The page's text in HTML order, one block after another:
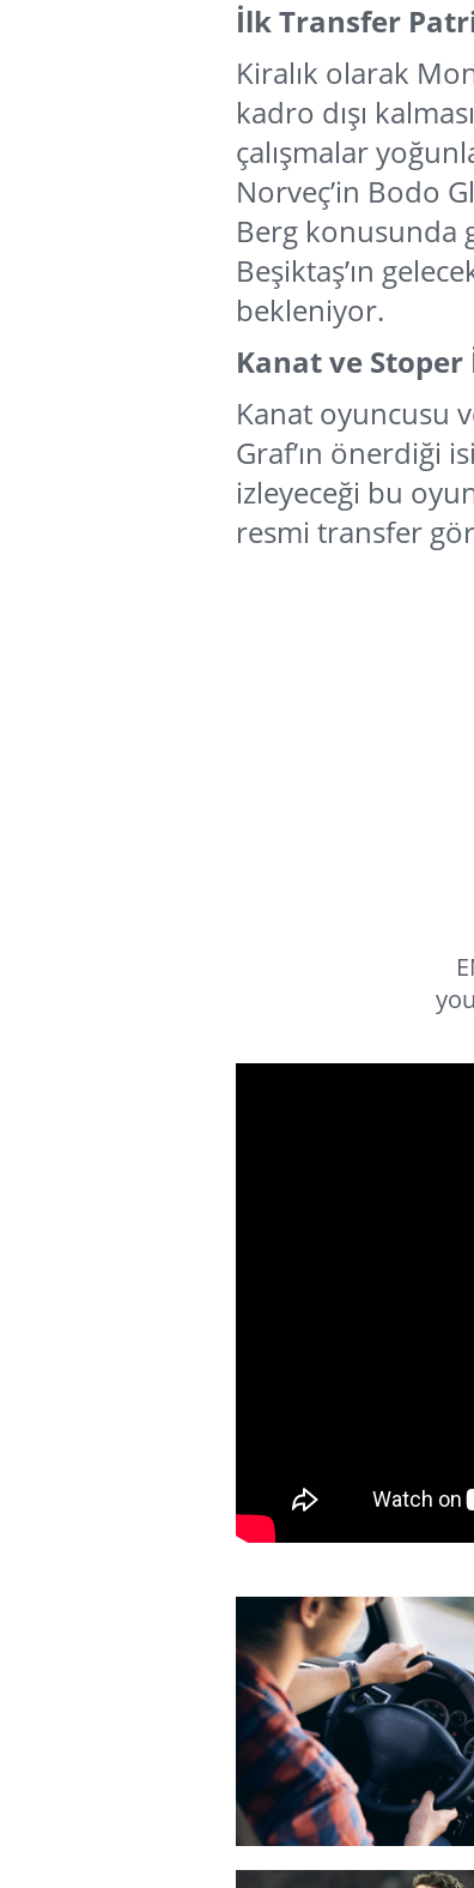
İlk Transfer
Kiralık olarak
kadro dışı
çalışmalar
Norveç’in Bodo
Berg konusunda
Beşiktaş’ın
bekleniyor.
Kanat ve
Kanat oyuncusu
Graf’ın önerdiği
izleyeceği bu
resmi transfer